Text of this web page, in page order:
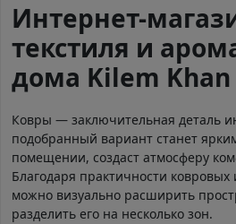
Интернет-
текстиля и
дома Kilem Khan
Ковры — заключительная деталь
подобранный вариант станет
помещении, создаст атмосферу
Благодаря практичности
можно визуально расширить
разделить его на несколько зон.